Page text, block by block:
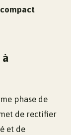
compact
à
phase de
de rectifier
et de